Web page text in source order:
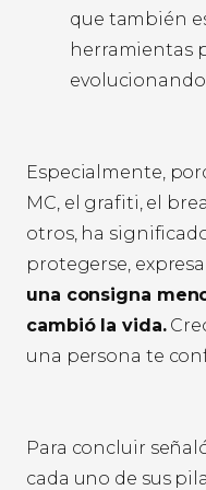
que también
herramientas
Especialmente,
MC, el grafiti, el
otros, ha
protegerse,
una consigna
cambió la vida.
una persona te
Para concluir
cada uno de sus